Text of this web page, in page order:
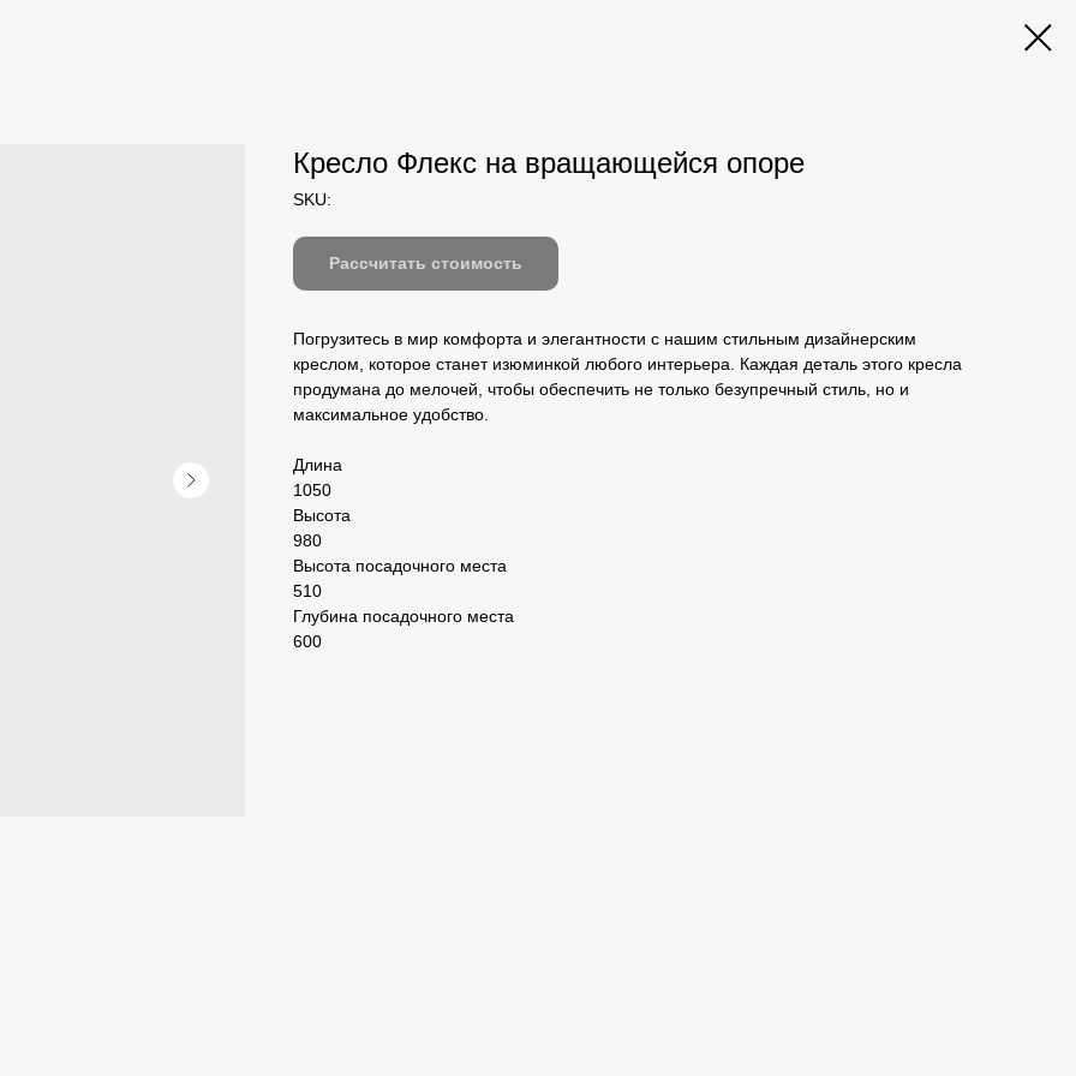
Кресло Флекс на вращающейся опоре
SKU:
Рассчитать стоимость
Погрузитесь в мир комфорта и элегантности с нашим стильным дизайнерским
креслом, которое станет изюминкой любого интерьера. Каждая деталь этого кресла
продумана до мелочей, чтобы обеспечить не только безупречный стиль, но и
максимальное удобство.
Длина
1050
Высота
980
Высота посадочного места
510
Глубина посадочного места
600